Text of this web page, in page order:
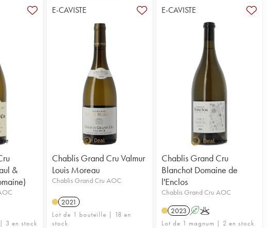
&
3 en stock
E-CAVISTE
Chablis Grand Cru Valmur
Louis Moreau
Chablis Grand Cru AOC
2021
Lot de 1 bouteille | 18 en
stock
E-CAVISTE
Chablis Grand Cru
Blanchot Domaine de
l'Enclos
Chablis Grand Cru AOC
2023 AK
Lot de 1 magnum | 2 en stock